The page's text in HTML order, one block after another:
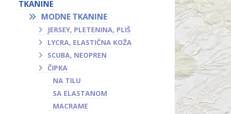
TKANINE
MODNE TKANINE
JERSEY, PLETENINA, PLIŠ
LYCRA, ELASTIČNA KOŽA
SCUBA, NEOPREN
ČIPKA
NA TILU
SA ELASTANOM
MACRAME